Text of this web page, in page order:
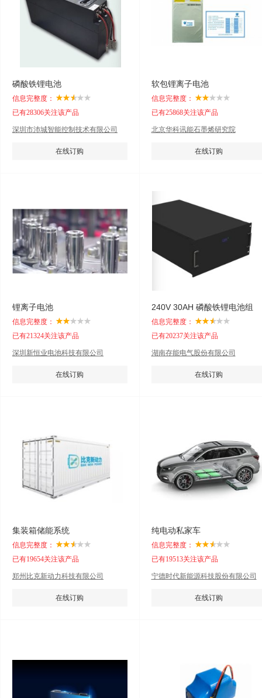
磷酸铁锂电池
信息完整度：
已有28306关注该产品
深圳市沛城智能控制技术有限公司
在线订购
软包锂离子电池
信息完整度：
已有25868关注该产品
北京华科讯能石墨烯研究院
在线订购
锂离子电池
信息完整度：
已有21324关注该产品
深圳新恒业电池科技有限公司
在线订购
240V 30AH 磷酸铁锂电池组
信息完整度：
已有20237关注该产品
湖南存能电气股份有限公司
在线订购
集装箱储能系统
信息完整度：
已有19654关注该产品
郑州比克新动力科技有限公司
在线订购
纯电动私家车
信息完整度：
已有19513关注该产品
宁德时代新能源科技股份有限公司
在线订购